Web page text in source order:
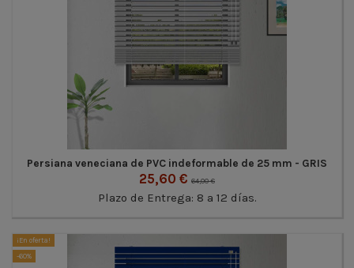
Persiana veneciana de PVC indeformable de 25 mm - GRIS
25,60 € 64,00 €
Plazo de Entrega: 8 a 12 días.
¡En oferta!
-60%